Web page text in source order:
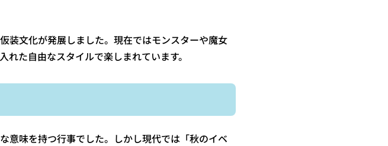
装文化が発展しました。現在ではモンスターや魔女
た自由なスタイルで楽しまれています。
意味を持つ行事でした。しかし現代では「秋のイベ